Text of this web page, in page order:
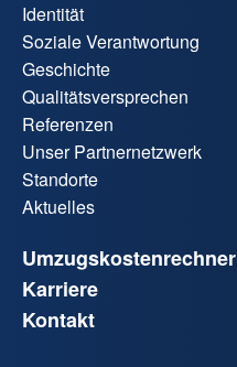
Identität
Soziale Verantwortung
Geschichte
Qualitätsversprechen
Referenzen
Unser Partnernetzwerk
Standorte
Aktuelles
Umzugskostenrechner
Karriere
Kontakt